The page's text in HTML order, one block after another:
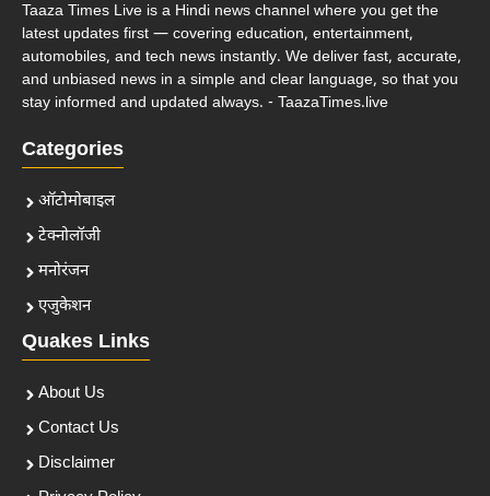
Taaza Times Live is a Hindi news channel where you get the
latest updates first — covering education, entertainment,
automobiles, and tech news instantly. We deliver fast, accurate,
and unbiased news in a simple and clear language, so that you
stay informed and updated always. - TaazaTimes.live
Categories
ऑटोमोबाइल
टेक्नोलॉजी
मनोरंजन
एजुकेशन
Quakes Links
About Us
Contact Us
Disclaimer